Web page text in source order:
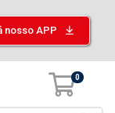
nosso APP
0